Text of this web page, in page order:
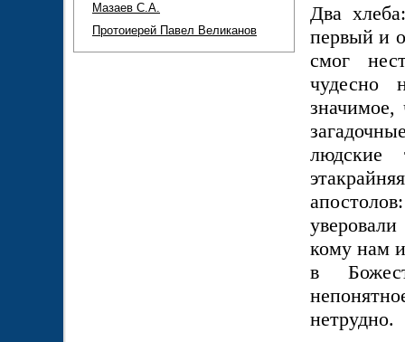
Два
первый и
смог
чудесно
значимое,
кому нам
в
нетрудно.
Мазаев С.А.
Протоиерей Павел Великанов